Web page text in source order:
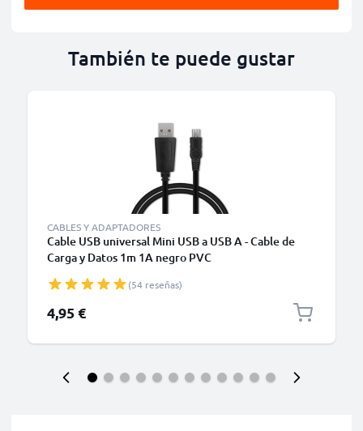
También te puede gustar
CABLES Y ADAPTADORES
Cable USB universal Mini USB a USB A - Cable de
Carga y Datos 1m 1A negro PVC
(54 reseñas)
4,95 €